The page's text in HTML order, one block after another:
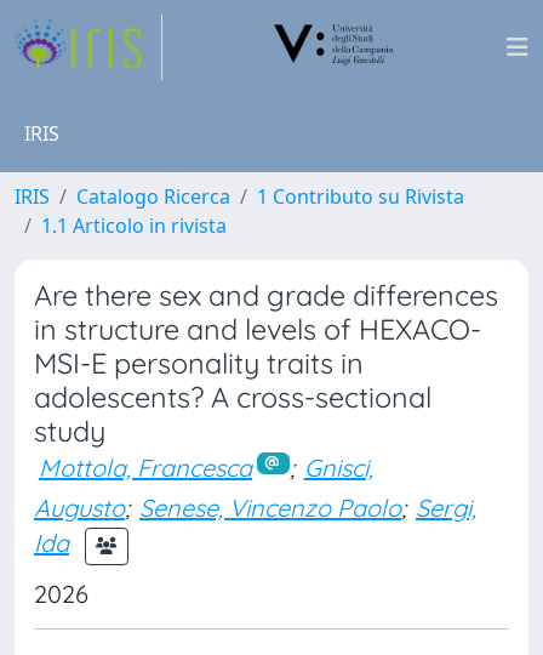
IRIS
IRIS Catalogo Ricerca
1 Contributo su Rivista
1.1 Articolo in rivista
Are there sex and grade differences
in structure and levels of HEXACO-
MSI-E personality traits in
adolescents? A cross-sectional
study
Mottola, Francesca ; Gnisci,
Augusto; Senese, Vincenzo Paolo; Sergi,
Ida
2026